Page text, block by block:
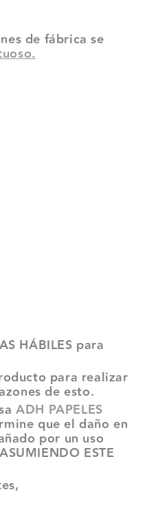
de fábrica se
HÁBILES para
para realizar
de esto.
ADH PAPELES
que el daño en
por un uso
ESTE